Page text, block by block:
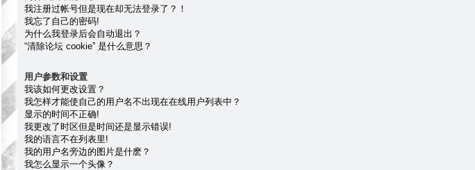
我注册过帐号但是现在却无法登录了？！
我忘了自己的密码!
为什么我登录后会自动退出？
“清除论坛 cookie” 是什么意思？
用户参数和设置
我该如何更改设置？
我怎样才能使自己的用户名不出现在在线用户列表中？
显示的时间不正确!
我更改了时区但是时间还是显示错误!
我的语言不在列表里!
我的用户名旁边的图片是什麽？
我怎么显示一个头像？